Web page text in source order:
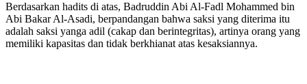
Berdasarkan hadits di atas, Badruddin Abi Al-Fadl Mohammed bin
Abi Bakar Al-Asadi, berpandangan bahwa saksi yang diterima itu
adalah saksi yanga adil (cakap dan berintegritas), artinya orang yang
memiliki kapasitas dan tidak berkhianat atas kesaksiannya.